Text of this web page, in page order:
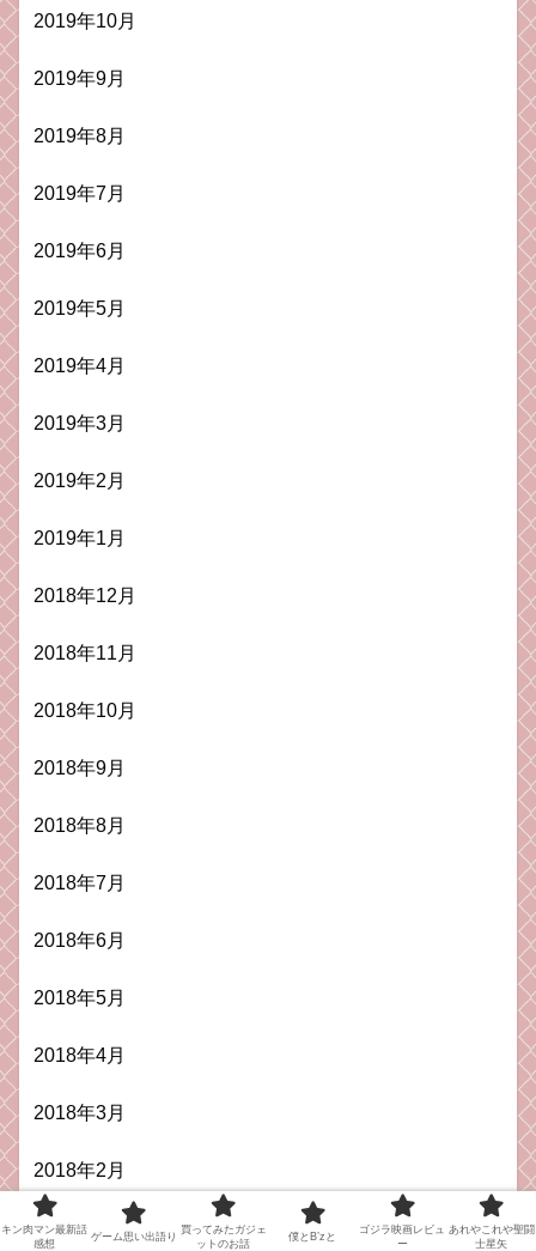
2019年10月
2019年9月
2019年8月
2019年7月
2019年6月
2019年5月
2019年4月
2019年3月
2019年2月
2019年1月
2018年12月
2018年11月
2018年10月
2018年9月
2018年8月
2018年7月
2018年6月
2018年5月
2018年4月
2018年3月
2018年2月
2018年1月
キン肉マン最新話
感想
ゲーム思い出語り
買ってみたガジェ
ットのお話
僕とB’zと
ゴジラ映画レビュ
ー
あれやこれや聖闘
士星矢